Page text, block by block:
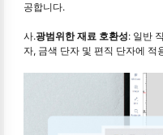
공합니다.
사.광범위한 재료 호환성: 일반
자, 금색 단자 및 편직 단자에 적